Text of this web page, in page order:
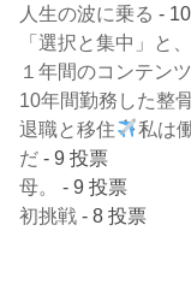
人生の波に乗る -
「選択と集中」と
１年間のコンテン
10年間勤務した整
退職と移住
私は
だ - 9 投票
母。
- 9 投票
初挑戦 - 8 投票